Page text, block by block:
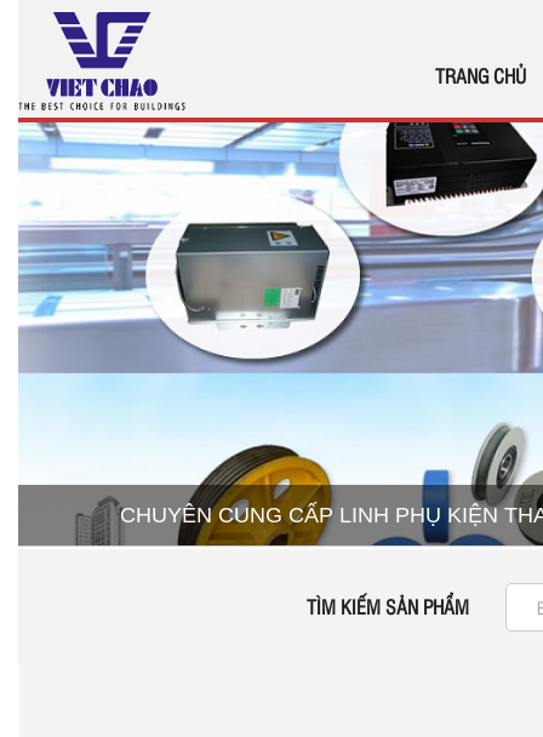
TRANG CHỦ
CHUYÊN CUNG CẤP LINH PHỤ KIỆN
TÌM KIẾM SẢN PHẨM